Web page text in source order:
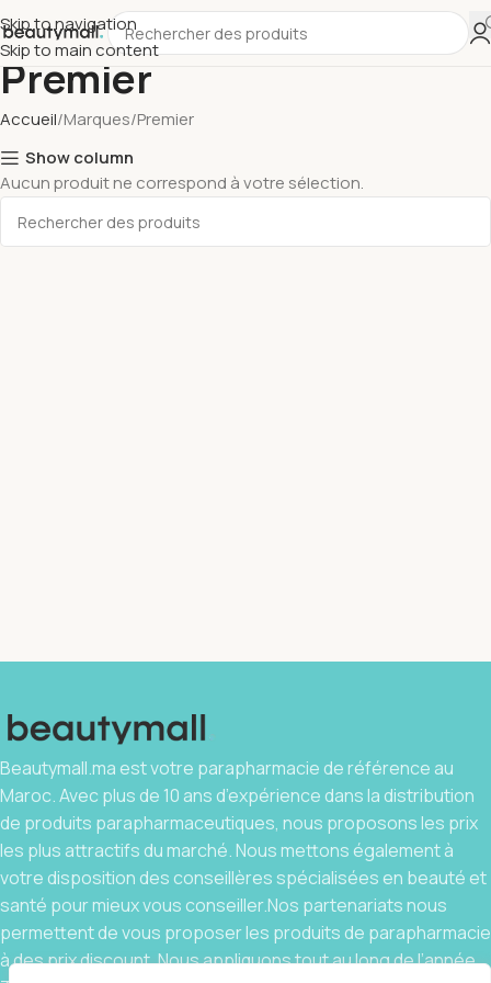
Skip to navigation
Skip to main content
Premier
Accueil Marques Premier
Show column
Aucun produit ne correspond à votre sélection.
Beautymall.ma est votre parapharmacie de référence au
Maroc. Avec plus de 10 ans d’expérience dans la distribution
de produits parapharmaceutiques, nous proposons les prix
les plus attractifs du marché. Nous mettons également à
votre disposition des conseillères spécialisées en beauté et
santé pour mieux vous conseiller.Nos partenariats nous
permettent de vous proposer les produits de parapharmacie
à des prix discount. Nous appliquons tout au long de l’année